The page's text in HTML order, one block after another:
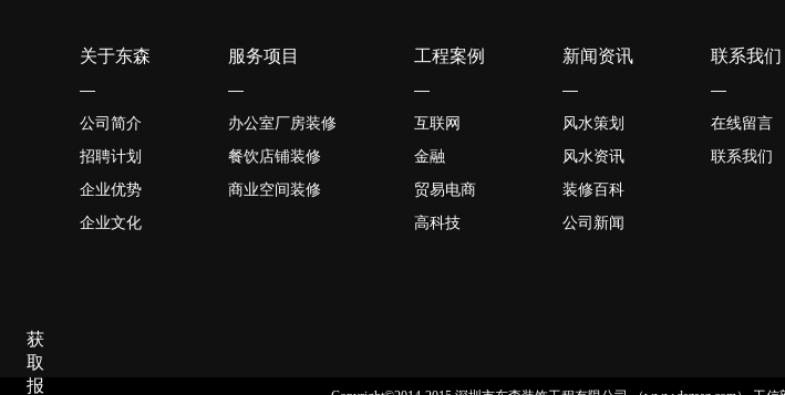
关于东森
—
公司简介
招聘计划
企业优势
企业文化
服务项目
—
办公室厂房装修
餐饮店铺装修
商业空间装修
工程案例
—
互联网
金融
贸易电商
高科技
新闻资讯
—
风水策划
风水资讯
装修百科
公司新闻
联系我们
—
在线留言
联系我们
获
取
报